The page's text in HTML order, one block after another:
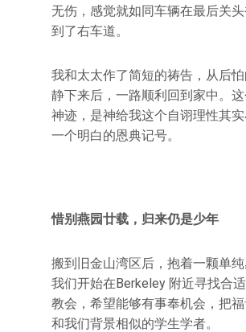
无伤，感觉就如同车辆在最后关
到了右车道。
我和太太作了简短的祷告，从后
静下来后，一路顺利回到家中。
神迹，是神给我这个自诩理性其实
一个明白的恩典记号。
惜别燕园廿载，归来仍是少年
搬到旧金山湾区后，抱着一颗单纯
我们开始在Berkeley 附近寻找合
教会，希望能够有事奉机会，把
和我们背景相似的学生学者。